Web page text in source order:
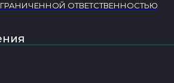
ОТВЕТСТВЕННОСТЬЮ